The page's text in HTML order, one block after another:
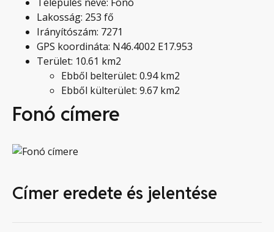
Lakosság: 253 fő
Irányítószám: 7271
GPS koordináta: N46.4002 E17.953
Terület: 10.61 km2
Ebből belterület: 0.94 km2
Ebből külterület: 9.67 km2
Fonó címere
Címer eredete és jelentése